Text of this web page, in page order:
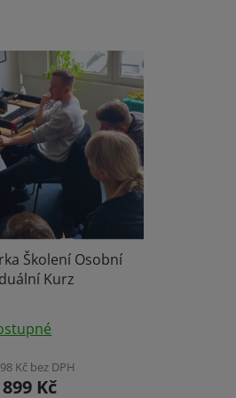
Školení Osobní
Kurz
hodnocení
produktu
je
Kč bez DPH
899 Kč